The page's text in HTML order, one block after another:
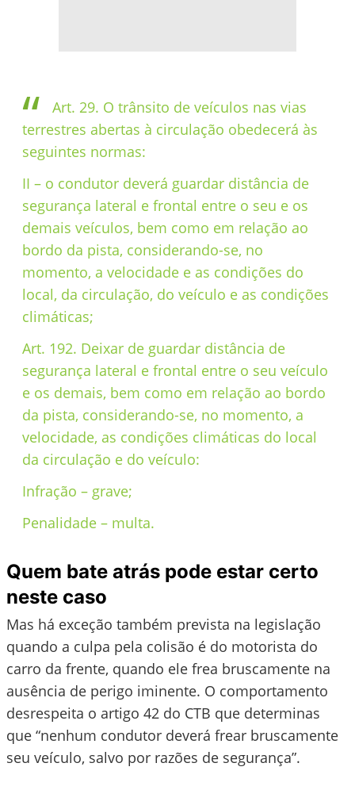
Art. 29. O trânsito de veículos nas vias
terrestres abertas à circulação obedecerá às
seguintes normas:
II – o condutor deverá guardar distância de
segurança lateral e frontal entre o seu e os
demais veículos, bem como em relação ao
bordo da pista, considerando-se, no
momento, a velocidade e as condições do
local, da circulação, do veículo e as condições
climáticas;
Art. 192. Deixar de guardar distância de
segurança lateral e frontal entre o seu veículo
e os demais, bem como em relação ao bordo
da pista, considerando-se, no momento, a
velocidade, as condições climáticas do local
da circulação e do veículo:
Infração – grave;
Penalidade – multa.
Quem bate atrás pode estar certo
neste caso
Mas há exceção também prevista na legislação
quando a culpa pela colisão é do motorista do
carro da frente, quando ele frea bruscamente na
ausência de perigo iminente. O comportamento
desrespeita o artigo 42 do CTB que determinas
que “nenhum condutor deverá frear bruscamente
seu veículo, salvo por razões de segurança”.